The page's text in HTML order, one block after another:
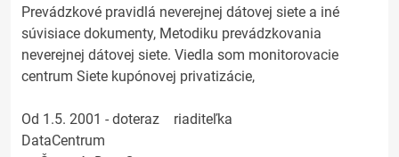
Prevádzkové pravidlá neverejnej dátovej siete a iné
súvisiace dokumenty, Metodiku prevádzkovania
neverejnej dátovej siete. Viedla som monitorovacie
centrum Siete kupónovej privatizácie,
Od 1.5. 2001 - doteraz riaditeľka
DataCentrum